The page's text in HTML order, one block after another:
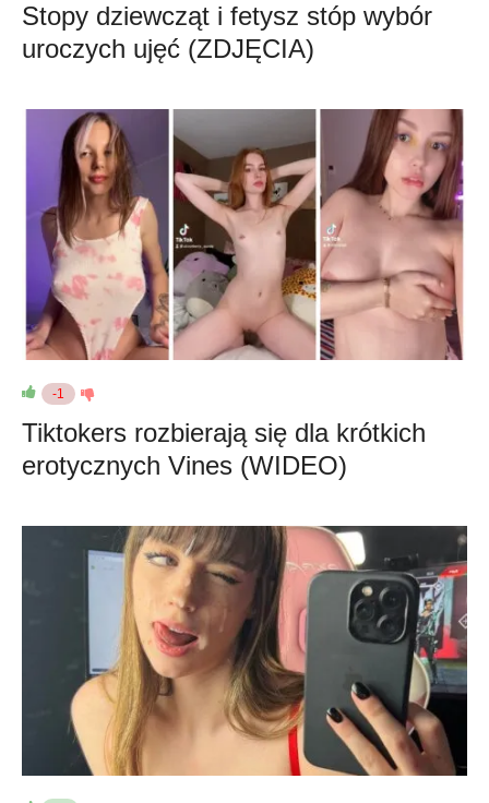
Stopy dziewcząt i fetysz stóp wybór
uroczych ujęć (ZDJĘCIA)
-1
Tiktokers rozbierają się dla krótkich
erotycznych Vines (WIDEO)